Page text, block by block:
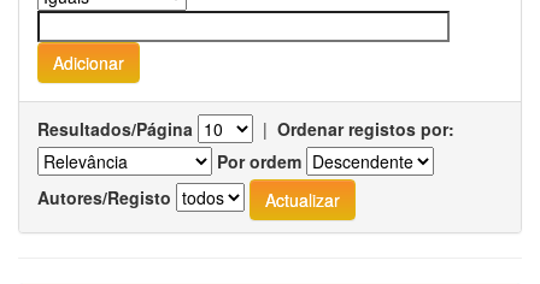
Resultados/Página | Ordenar registos por:
Por ordem
Autores/Registo